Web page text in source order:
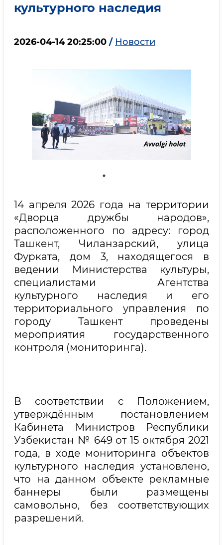
культурного наследия
2026-04-14 20:25:00 / Новости
14 апреля 2026 года на территории
«Дворца дружбы народов»,
расположенного по адресу: город
Ташкент, Чиланзарский, улица
Фурката, дом 3, находящегося в
ведении Министерства культуры,
специалистами Агентства
культурного наследия и его
территориального управления по
городу Ташкент проведены
мероприятия государственного
контроля (мониторинга).
В соответствии с Положением,
утверждённым постановлением
Кабинета Министров Республики
Узбекистан № 649 от 15 октября 2021
года, в ходе мониторинга объектов
культурного наследия установлено,
что на данном объекте рекламные
баннеры были размещены
самовольно, без соответствующих
разрешений.